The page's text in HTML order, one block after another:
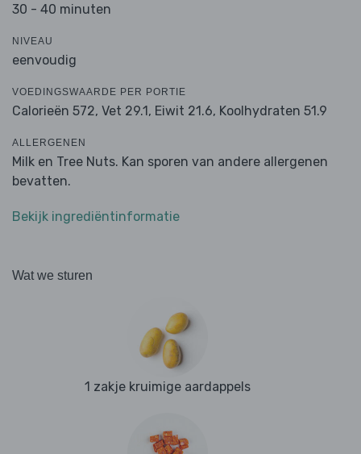
30 - 40 minuten
NIVEAU
eenvoudig
VOEDINGSWAARDE PER PORTIE
Calorieën 572, Vet 29.1, Eiwit 21.6, Koolhydraten 51.9
ALLERGENEN
Milk en Tree Nuts. Kan sporen van andere allergenen
bevatten.
Bekijk ingrediëntinformatie
Wat we sturen
1 zakje kruimige aardappels